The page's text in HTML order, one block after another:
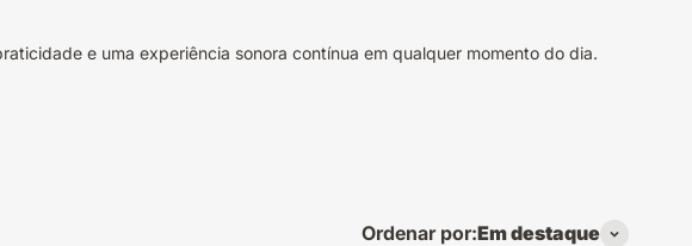
e uma experiência sonora contínua em qualquer momento do dia.
Ordenar por:Em destaque